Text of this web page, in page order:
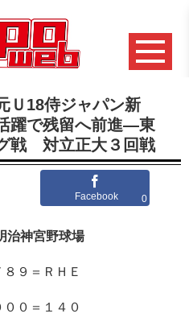
Ｕ18侍ジャパン新
躍で残留へ前進―東
戦 対立正大３回戦
Facebook 0
治神宮野球場
９＝ＲＨＥ
０＝１４０